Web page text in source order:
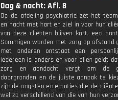
Dag & nacht: Afl. 8
Op de afdeling psychiatrie zet het
en nacht met hart en ziel in voor hun
van deze cliënten blijven kort, een
Sommigen worden met zorg op afstand
met anderen ontstaat een
Iedereen is anders en voor allen geldt
zorg en aandacht vergt om de
doorgronden en de juiste aanpak te
zijn de angsten en emoties die de
wel zo verschillend van die van hun